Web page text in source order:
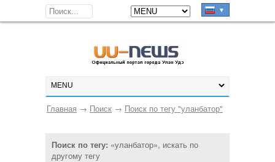
▼
Главная → Поиск → Поиск по тегу "уланбатор"
Поиск по тегу: «уланбатор», искать по
другому тегу